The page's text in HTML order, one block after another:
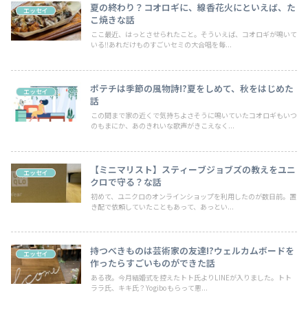
エッセイ
夏の終わり？コオロギに、線香花火にといえば、た
こ焼きな話
ここ最近、はっとさせられたこと。そういえば、コオロギが鳴いて
いる‼あれだけものすごいセミの大合唱を毎...
エッセイ
ポテチは季節の風物詩!?夏をしめて、秋をはじめた
話
この間まで家の近くで気持ちよさそうに鳴いていたコオロギもいつ
のもまにか、あのきれいな歌声がきこえなく...
エッセイ
【ミニマリスト】スティーブジョブズの教えをユニ
クロで守る？な話
初めて、ユニクロのオンラインショップを利用したのが数日前。置
き配で依頼していたこともあって、あっとい...
エッセイ
持つべきものは芸術家の友達!?ウェルカムボードを
作ったらすごいものができた話
ある夜。今月結婚式を控えたトト氏よりLINEが入りました。トト
ララ氏、キキ氏？Yogiboもらって悪...